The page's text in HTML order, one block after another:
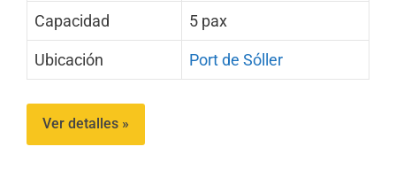
Capacidad 5 pax
Ubicación Port de Sóller
Ver detalles »